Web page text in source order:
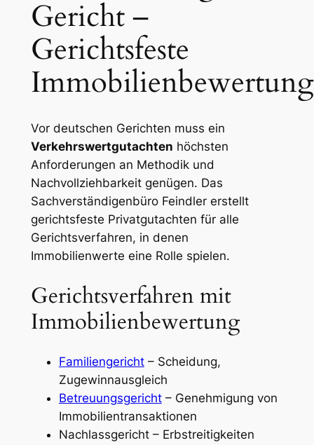
Gericht –
Gerichtsfeste
Immobilienbewertung
Vor deutschen Gerichten muss ein
Verkehrswertgutachten höchsten
Anforderungen an Methodik und
Nachvollziehbarkeit genügen. Das
Sachverständigenbüro Feindler erstellt
gerichtsfeste Privatgutachten für alle
Gerichtsverfahren, in denen
Immobilienwerte eine Rolle spielen.
Gerichtsverfahren mit
Immobilienbewertung
Familiengericht– Scheidung,
Zugewinnausgleich
Betreuungsgericht– Genehmigung von
Immobilientransaktionen
Nachlassgericht – Erbstreitigkeiten